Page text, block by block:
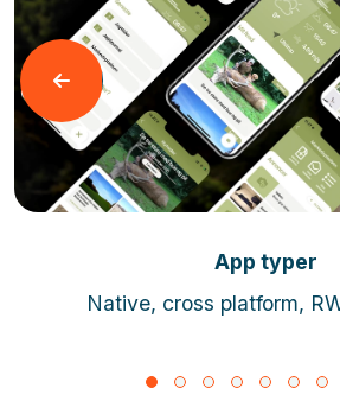
Læs mere
App typer
Native, cross platform,